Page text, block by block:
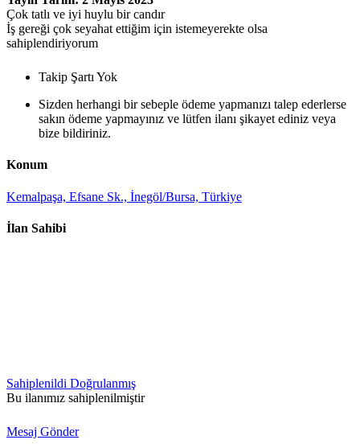
Çok tatlı ve iyi huylu bir candır
İş gereği çok seyahat ettiğim için istemeyerekte olsa
sahiplendiriyorum
Takip Şartı Yok
Sizden herhangi bir sebeple ödeme yapmanızı talep ederlerse
sakın ödeme yapmayınız ve lütfen ilanı şikayet ediniz veya
bize bildiriniz.
Konum
Kemalpaşa, Efsane Sk., İnegöl/Bursa, Türkiye
İlan Sahibi
Sahiplenildi Doğrulanmış
Bu ilanımız sahiplenilmiştir
Mesaj Gönder